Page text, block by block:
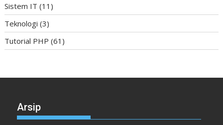
Sistem IT (11)
Teknologi (3)
Tutorial PHP (61)
Arsip